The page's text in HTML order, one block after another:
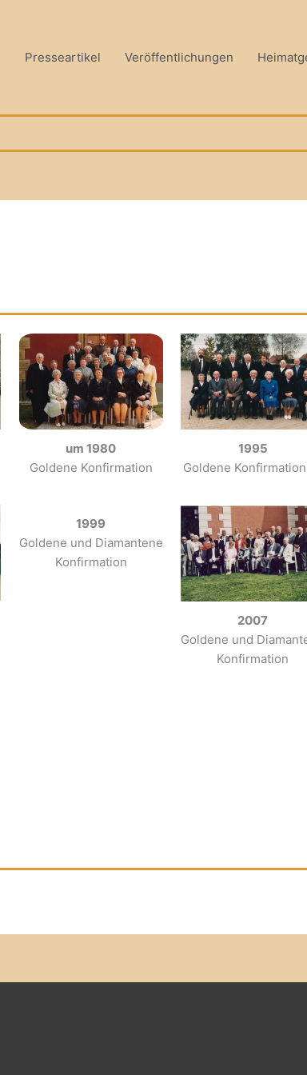
Presseartikel Veröffentlichungen
um 1980
Goldene Konfirmation
1995
Goldene Konfirmation
1999
Goldene und Diamantene
Konfirmation
2007
Goldene und
Konfirmation